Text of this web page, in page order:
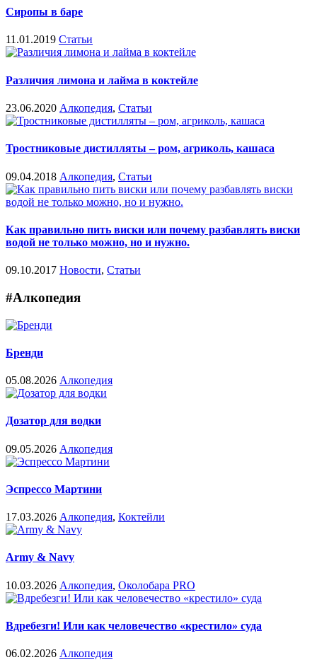
Сиропы в баре
11.01.2019 Статьи
Различия лимона и лайма в коктейле
23.06.2020 Алкопедия, Статьи
Тростниковые дистилляты – ром, агриколь, кашаса
09.04.2018 Алкопедия, Статьи
Как правильно пить виски или почему разбавлять виски
водой не только можно, но и нужно.
09.10.2017 Новости, Статьи
#Алкопедия
Бренди
05.08.2026 Алкопедия
Дозатор для водки
09.05.2026 Алкопедия
Эспрессо Мартини
17.03.2026 Алкопедия, Коктейли
Army & Navy
10.03.2026 Алкопедия, Околобара PRO
Вдребезги! Или как человечество «крестило» суда
06.02.2026 Алкопедия